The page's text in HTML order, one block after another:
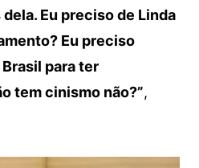
Eu preciso de Linda
Eu preciso
para ter
tem cinismo não?”,